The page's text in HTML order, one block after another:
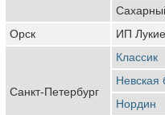
Орск
ИП
Санкт-Петербург
Классик
Невская
Нордин